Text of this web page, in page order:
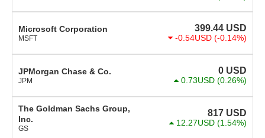
Microsoft Corporation
MSFT
399.44 USD
-0.54USD (-0.14%)
JPMorgan Chase & Co.
JPM
0 USD
0.73USD (0.26%)
The Goldman Sachs Group,
Inc.
GS
817 USD
12.27USD (1.54%)